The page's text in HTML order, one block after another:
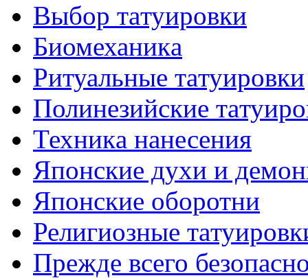
Выбор тaтуировки
Биомеханикa
Ритуальные тaтуировки
Полинезийские
Техникa нанесения
Японские духи и
Японские оборотни
Религиозные
Прежде всего